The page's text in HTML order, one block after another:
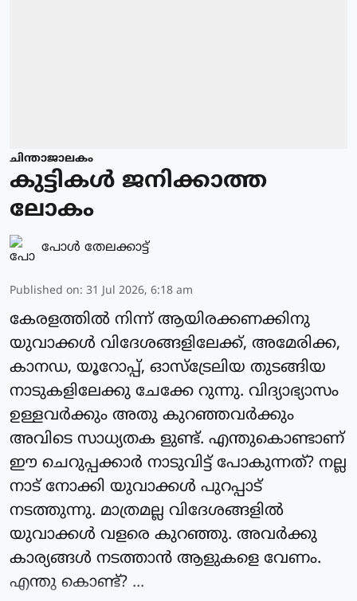
ചിന്താജാലകം
കുട്ടികൾ ജനിക്കാത്ത
ലോകം
പോള്‍ തേലക്കാട്ട്‌
Published on: 31 Jul 2026, 6:18 am
കേരളത്തിൽ നിന്ന് ആയിരക്കണക്കിനു
യുവാക്കൾ വിദേശങ്ങളിലേക്ക്, അമേരിക്ക,
കാനഡ, യൂറോപ്പ്, ഓസ്ട്രേലിയ തുടങ്ങിയ
നാടുകളിലേക്കു ചേക്കേ റുന്നു. വിദ്യാഭ്യാസം
ഉള്ളവർക്കും അതു കുറഞ്ഞവർക്കും
അവിടെ സാധ്യതക ളുണ്ട്. എന്തുകൊണ്ടാണ്
ഈ ചെറുപ്പക്കാർ നാടുവിട്ട് പോകുന്നത്? നല്ല
നാട് നോക്കി യുവാക്കൾ പുറപ്പാട്
നടത്തുന്നു. മാത്രമല്ല വിദേശങ്ങളിൽ
യുവാക്കൾ വളരെ കുറഞ്ഞു. അവർക്കു
കാര്യങ്ങൾ നടത്താൻ ആളുകളെ വേണം.
എന്തു കൊണ്ട്? ...